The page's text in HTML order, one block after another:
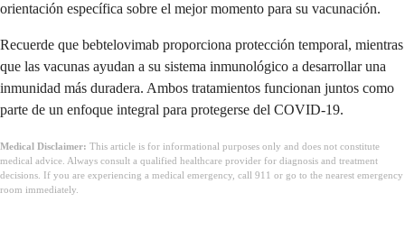
orientación específica sobre el mejor momento para su vacunación.
Recuerde que bebtelovimab proporciona protección temporal, mientras
que las vacunas ayudan a su sistema inmunológico a desarrollar una
inmunidad más duradera. Ambos tratamientos funcionan juntos como
parte de un enfoque integral para protegerse del COVID-19.
Medical Disclaimer: This article is for informational purposes only and does not constitute
medical advice. Always consult a qualified healthcare provider for diagnosis and treatment
decisions. If you are experiencing a medical emergency, call 911 or go to the nearest emergency
room immediately.